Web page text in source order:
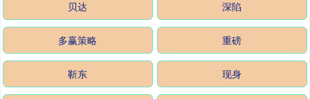
贝达 深陷
多赢策略 重磅
靳东 现身